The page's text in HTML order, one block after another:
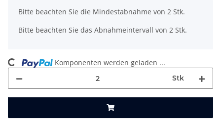
Stk
x
Bitte beachten Sie die Mindestabnahme von 2 Stk.
Bitte beachten Sie das Abnahmeintervall von 2 Stk.
Komponenten werden geladen ...